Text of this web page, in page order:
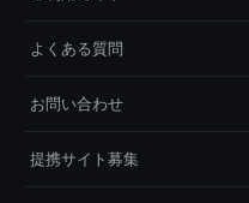
よくある質問
お問い合わせ
提携サイト募集